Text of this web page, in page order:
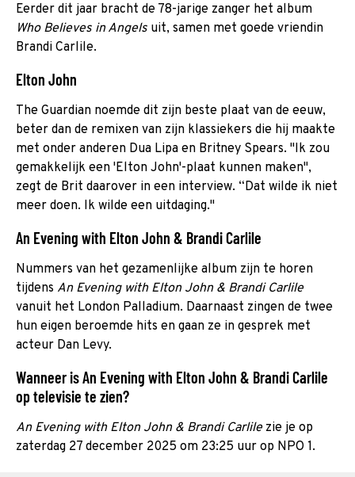
Eerder dit jaar bracht de 78-jarige zanger het album
Who Believes in Angels uit, samen met goede vriendin
Brandi Carlile.
Elton John
The Guardian noemde dit zijn beste plaat van de eeuw,
beter dan de remixen van zijn klassiekers die hij maakte
met onder anderen Dua Lipa en Britney Spears. "Ik zou
gemakkelijk een 'Elton John'-plaat kunnen maken",
zegt de Brit daarover in een interview. “Dat wilde ik niet
meer doen. Ik wilde een uitdaging."
An Evening with Elton John & Brandi Carlile
Nummers van het gezamenlijke album zijn te horen
tijdens An Evening with Elton John & Brandi Carlile
vanuit het London Palladium. Daarnaast zingen de twee
hun eigen beroemde hits en gaan ze in gesprek met
acteur Dan Levy.
Wanneer is An Evening with Elton John & Brandi Carlile
op televisie te zien?
An Evening with Elton John & Brandi Carlilezie je op
zaterdag 27 december 2025 om 23:25 uur op NPO 1.